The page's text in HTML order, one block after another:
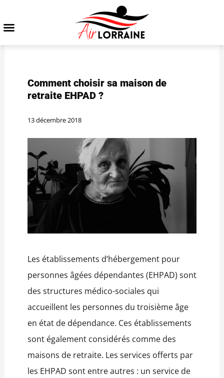
Comment choisir sa maison de
retraite EHPAD ?
13 décembre 2018
Les établissements d’hébergement pour
personnes âgées dépendantes (EHPAD) sont
des structures médico-sociales qui
accueillent les personnes du troisième âge
en état de dépendance. Ces établissements
sont également considérés comme des
maisons de retraite. Les services offerts par
les EHPAD sont entre autres : un service de